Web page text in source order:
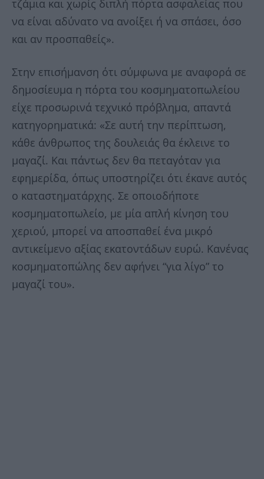
τζάμια και χωρίς διπλή πόρτα ασφαλείας που
να είναι αδύνατο να ανοίξει ή να σπάσει, όσο
και αν προσπαθείς».
Στην επισήμανση ότι σύμφωνα με αναφορά σε
δημοσίευμα η πόρτα του κοσμηματοπωλείου
είχε προσωρινά τεχνικό πρόβλημα, απαντά
κατηγορηματικά: «Σε αυτή την περίπτωση,
κάθε άνθρωπος της δουλειάς θα έκλεινε το
μαγαζί. Και πάντως δεν θα πεταγόταν για
εφημερίδα, όπως υποστηρίζει ότι έκανε αυτός
ο καταστηματάρχης. Σε οποιοδήποτε
κοσμηματοπωλείο, με μία απλή κίνηση του
χεριού, μπορεί να αποσπαθεί ένα μικρό
αντικείμενο αξίας εκατοντάδων ευρώ. Κανένας
κοσμηματοπώλης δεν αφήνει “για λίγο” το
μαγαζί του».